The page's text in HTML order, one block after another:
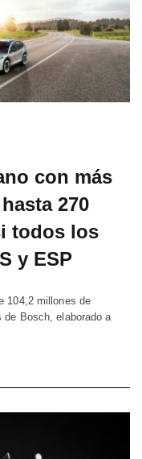
con más
270
todos los
y ESP
104,2 millones de
de Bosch, elaborado a